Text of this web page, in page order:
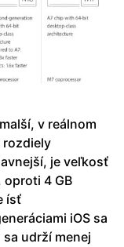
v reálnom
rozdiely
je veľkosť
oproti 4 GB
ísť
iOS sa
udrží menej